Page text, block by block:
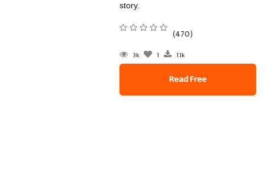
story.
(470)
3k 1 1.1k
Read Free